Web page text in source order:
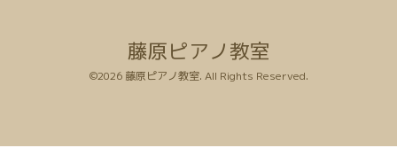
藤原ピアノ教室
©2026 藤原ピアノ教室. All Rights Reserved.